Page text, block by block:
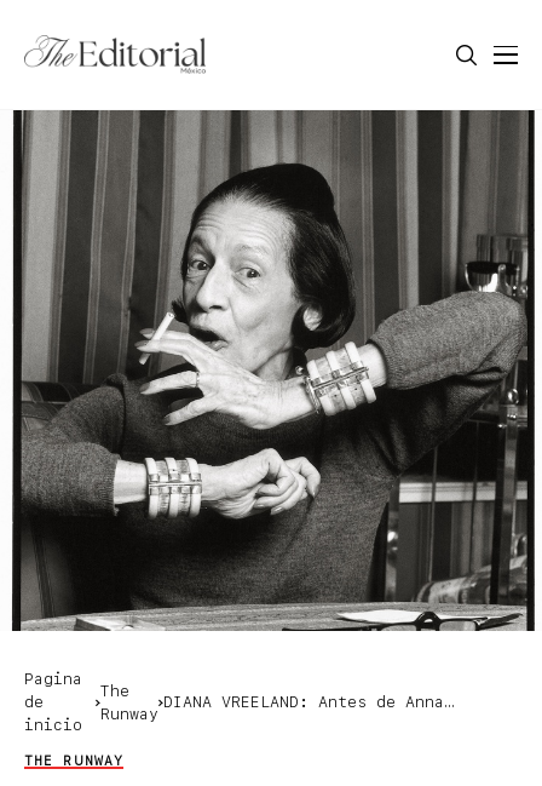
Pagina
de
inicio
The
Runway
DIANA VREELAND: Antes de Anna
THE RUNWAY